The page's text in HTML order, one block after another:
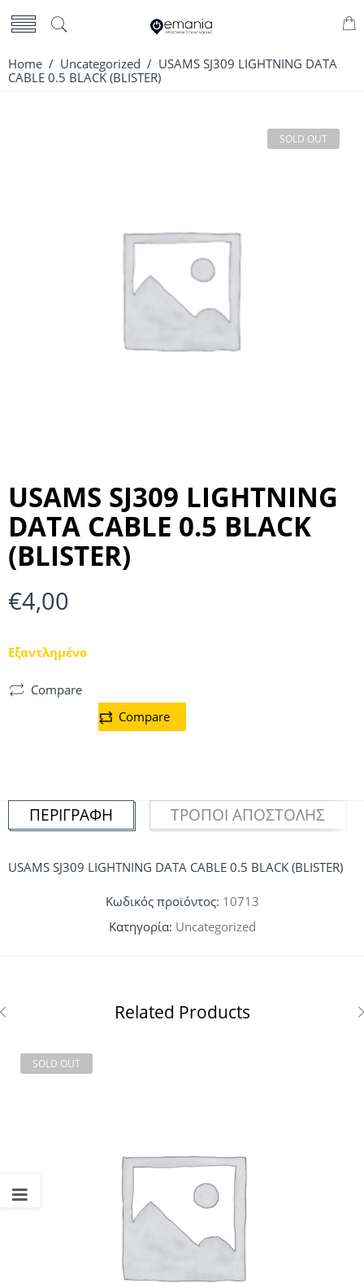
Home / Uncategorized / USAMS SJ309 LIGHTNING DATA
CABLE 0.5 BLACK (BLISTER)
SOLD OUT
USAMS SJ309 LIGHTNING
DATA CABLE 0.5 BLACK
(BLISTER)
€4,00
Εξαντλημένο
Compare
Compare
ΠΕΡΙΓΡΑΦΉ ΤΡΌΠΟΙ ΑΠΟΣΤΟΛΉΣ
USAMS SJ309 LIGHTNING DATA CABLE 0.5 BLACK (BLISTER)
Κωδικός προϊόντος: 10713
Κατηγορία: Uncategorized
Related Products
SOLD OUT